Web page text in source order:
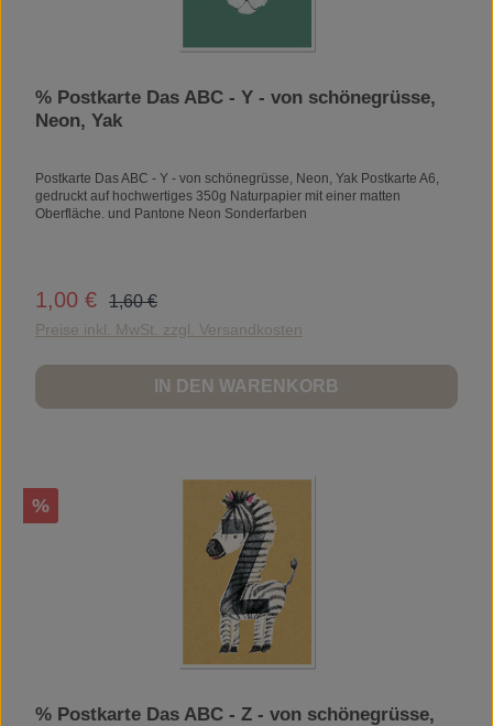
% Postkarte Das ABC - Y - von schönegrüsse,
Neon, Yak
Postkarte Das ABC - Y - von schönegrüsse, Neon, Yak Postkarte A6,
gedruckt auf hochwertiges 350g Naturpapier mit einer matten
Oberfläche. und Pantone Neon Sonderfarben
Verkaufspreis:
1,00 € Regulärer Preis:
1,60 €
Preise inkl. MwSt. zzgl. Versandkosten
IN DEN WARENKORB
Rabatt
%
% Postkarte Das ABC - Z - von schönegrüsse,